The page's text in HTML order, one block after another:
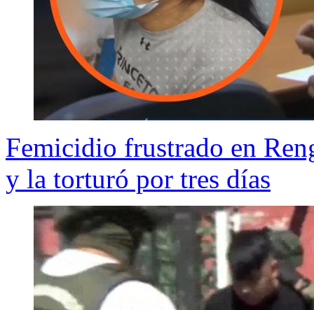
Femicidio frustrado en
y la torturó por tres días